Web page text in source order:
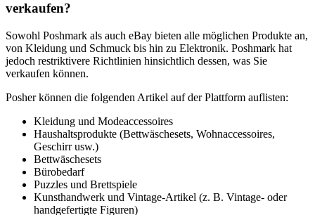
verkaufen?
Sowohl Poshmark als auch eBay bieten alle möglichen Produkte an,
von Kleidung und Schmuck bis hin zu Elektronik. Poshmark hat
jedoch restriktivere Richtlinien hinsichtlich dessen, was Sie
verkaufen können.
Posher können die folgenden Artikel auf der Plattform auflisten:
Kleidung und Modeaccessoires
Haushaltsprodukte (Bettwäschesets, Wohnaccessoires,
Geschirr usw.)
Bettwäschesets
Bürobedarf
Puzzles und Brettspiele
Kunsthandwerk und Vintage-Artikel (z. B. Vintage- oder
handgefertigte Figuren)